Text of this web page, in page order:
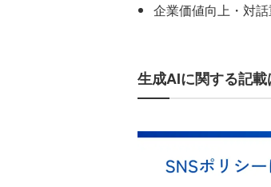
企業価値向上・対話
生成AIに関する記